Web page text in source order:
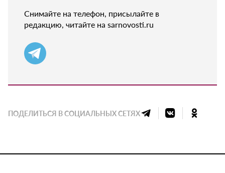
Снимайте на телефон, присылайте в
редакцию, читайте на sarnovosti.ru
ПОДЕЛИТЬСЯ В СОЦИАЛЬНЫХ СЕТЯХ